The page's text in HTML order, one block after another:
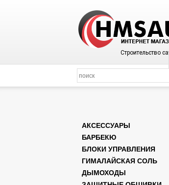
Строительство
Поиск
АКСЕССУАРЫ
БАРБЕКЮ
БЛОКИ УПРАВЛЕНИЯ
ГИМАЛАЙСКАЯ СОЛЬ
ДЫМОХОДЫ